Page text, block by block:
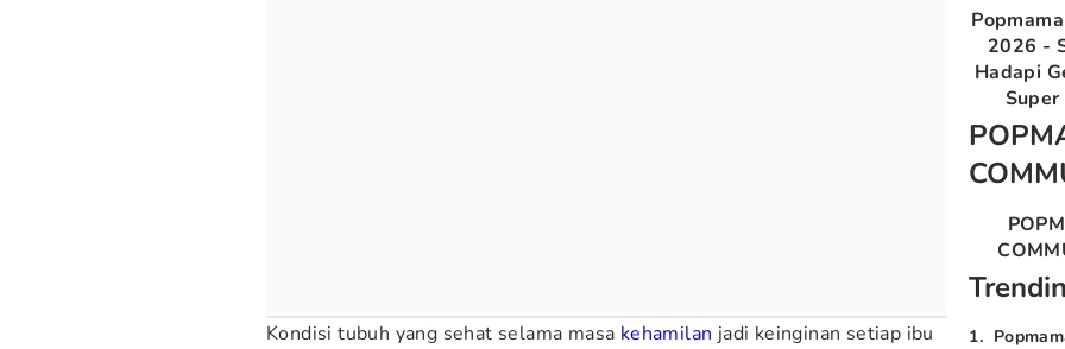
Kondisi tubuh yang sehat selama masa kehamilan jadi keinginan setiap ibu
2026 -
Hadapi
1.